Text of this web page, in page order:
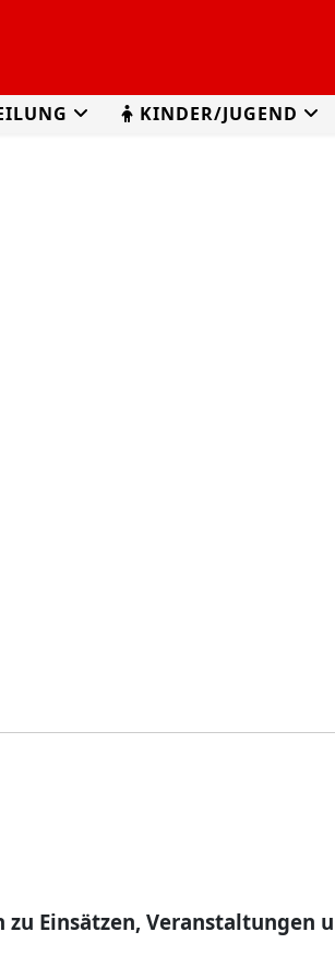
KINDER/JUGEND
Einsätzen, Veranstaltungen